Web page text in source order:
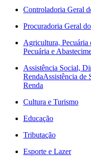
Controladoria Geral
Procuradoria Geral
Agricultura, Pecuária
Pecuária e
Assistência Social,
RendaAssistência de
Renda
Cultura e Turismo
Educação
Tributação
Esporte e Lazer